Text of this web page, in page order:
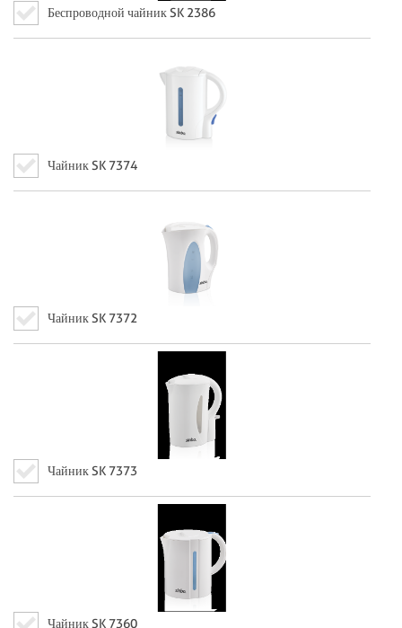
Беспроводной чайник SK 2386
Чайник SK 7374
Чайник SK 7372
Чайник SK 7373
Чайник SK 7360